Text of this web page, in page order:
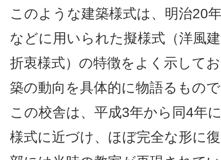
このような建築様式は、明治20
などに用いられた擬様式（洋風
折衷様式）の特徴をよく示して
築の動向を具体的に物語るもの
この校舎は、平成3年から同4年
様式に近づけ、ほぼ完全な形に